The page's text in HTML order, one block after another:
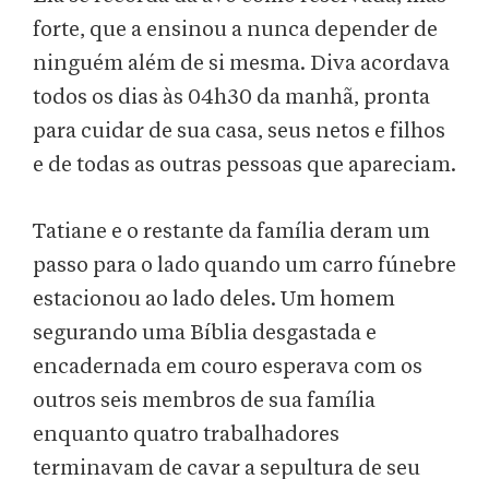
forte, que a ensinou a nunca depender de
ninguém além de si mesma. Diva acordava
todos os dias às 04h30 da manhã, pronta
para cuidar de sua casa, seus netos e filhos
e de todas as outras pessoas que apareciam.
Tatiane e o restante da família deram um
passo para o lado quando um carro fúnebre
estacionou ao lado deles. Um homem
segurando uma Bíblia desgastada e
encadernada em couro esperava com os
outros seis membros de sua família
enquanto quatro trabalhadores
terminavam de cavar a sepultura de seu